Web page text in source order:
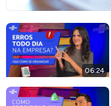
06:24